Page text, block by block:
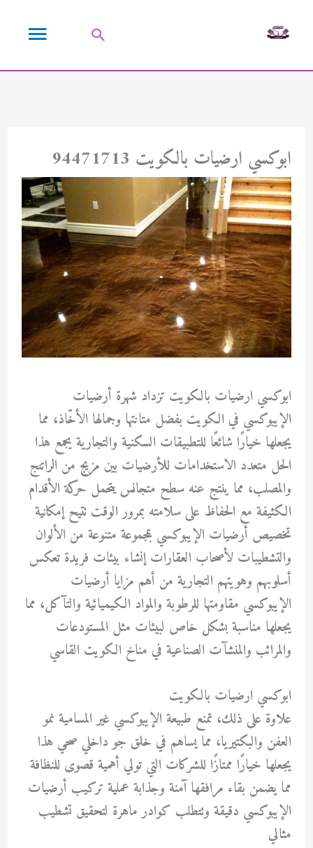
القائمة
البحث
ابوكسي ارضيات بالكويت 94471713
ابوكسي ارضيات بالكويت تزداد شهرة أرضيات
الإيبوكسي في الكويت بفضل متانتها وجمالها الأخّاذ، مما
يجعلها خيارًا شائعًا للتطبيقات السكنية والتجارية يجمع هذا
الحل متعدد الاستخدامات للأرضيات بين مزيج من الراتنج
والمصلب، مما ينتج عنه سطح متجانس يتحمل حركة الأقدام
الكثيفة مع الحفاظ على سلامته بمرور الوقت تتيح إمكانية
تخصيص أرضيات الإيبوكسي بمجموعة متنوعة من الألوان
والتشطيبات لأصحاب العقارات إنشاء بيئات فريدة تعكس
أسلوبهم وهويتهم التجارية من أهم مزايا أرضيات
الإيبوكسي مقاومتها للرطوبة والمواد الكيميائية والتآكل، مما
يجعلها مناسبة بشكل خاص لبيئات مثل المستودعات
والمرائب والمنشآت الصناعية في مناخ الكويت القاسي
ابوكسي ارضيات بالكويت
علاوة على ذلك، تمنع طبيعة الإيبوكسي غير المسامية نمو
العفن والبكتيريا، مما يساهم في خلق جو داخلي صحي هذا
يجعلها خيارًا ممتازًا للشركات التي تولي أهمية قصوى للنظافة
مما يضمن بقاء مرافقها آمنة وجذابة عملية تركيب أرضيات
الإيبوكسي دقيقة وتتطلب كوادر ماهرة لتحقيق تشطيب
مثالي